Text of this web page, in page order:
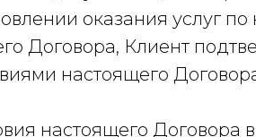
оказания услуг
Договора, Клиент
настоящего
настоящего